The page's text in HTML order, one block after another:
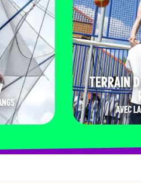
TERRAIN
AVEC